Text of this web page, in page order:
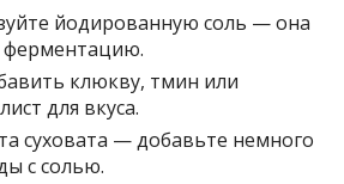
йодированную соль — она
ферментацию.
клюкву, тмин или
для вкуса.
суховата — добавьте немного
с солью.